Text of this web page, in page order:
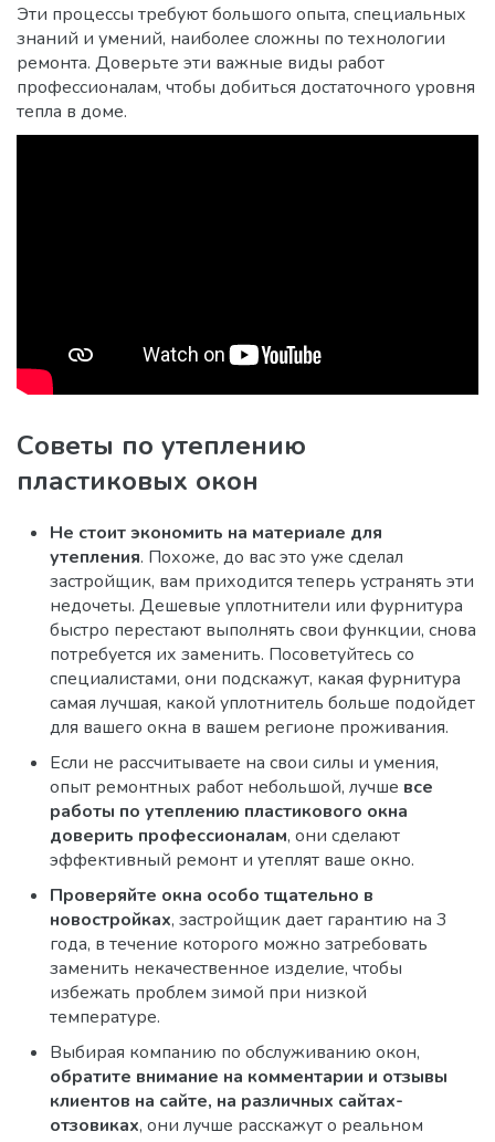
Эти процессы требуют большого опыта, специальных
знаний и умений, наиболее сложны по технологии
ремонта. Доверьте эти важные виды работ
профессионалам, чтобы добиться достаточного уровня
тепла в доме.
Советы по утеплению
пластиковых окон
Не стоит экономить на материале для
утепления. Похоже, до вас это уже сделал
застройщик, вам приходится теперь устранять эти
недочеты. Дешевые уплотнители или фурнитура
быстро перестают выполнять свои функции, снова
потребуется их заменить. Посоветуйтесь со
специалистами, они подскажут, какая фурнитура
самая лучшая, какой уплотнитель больше подойдет
для вашего окна в вашем регионе проживания.
Если не рассчитываете на свои силы и умения,
опыт ремонтных работ небольшой, лучше все
работы по утеплению пластикового окна
доверить профессионалам, они сделают
эффективный ремонт и утеплят ваше окно.
Проверяйте окна особо тщательно в
новостройках, застройщик дает гарантию на 3
года, в течение которого можно затребовать
заменить некачественное изделие, чтобы
избежать проблем зимой при низкой
температуре.
Выбирая компанию по обслуживанию окон,
обратите внимание на комментарии и отзывы
клиентов на сайте, на различных сайтах-
отзовиках, они лучше расскажут о реальном